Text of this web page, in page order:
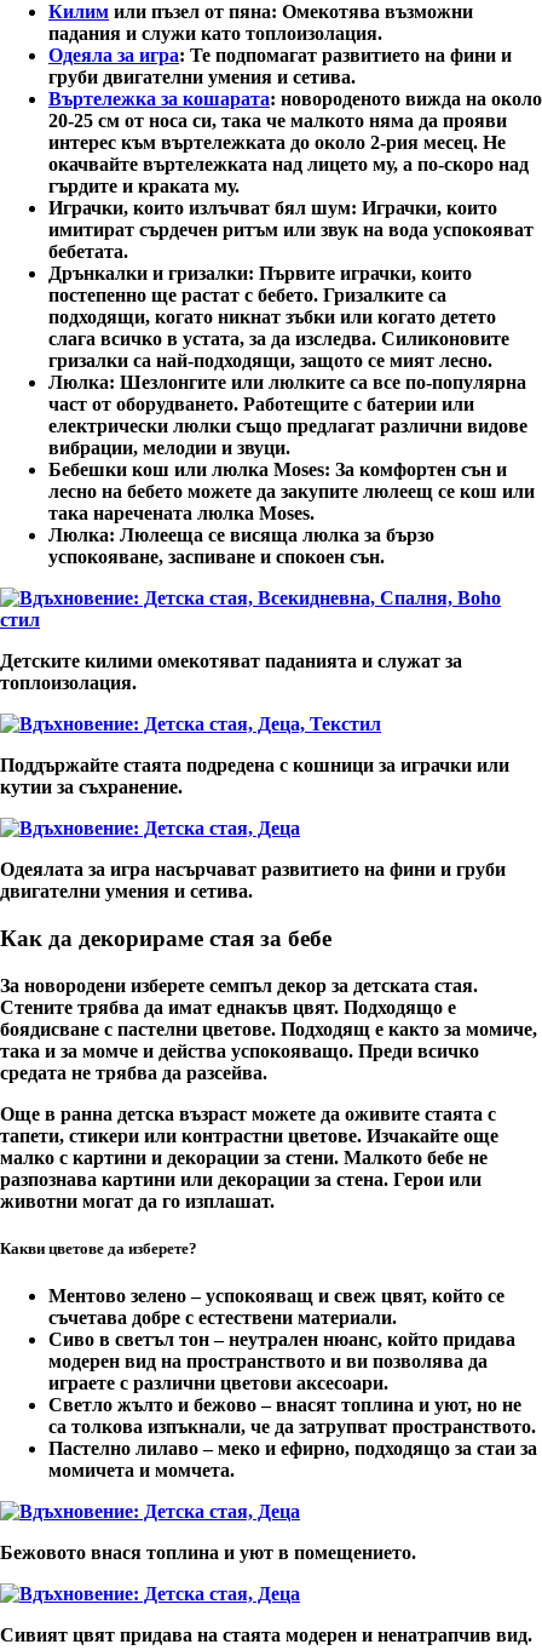
Килим или пъзел от пяна: Омекотява възможни
падания и служи като топлоизолация.
Одеяла за игра: Те подпомагат развитието на фини и
груби двигателни умения и сетива.
Въртележка за кошарата: новороденото вижда на около
20-25 см от носа си, така че малкото няма да прояви
интерес към въртележката до около 2-рия месец. Не
окачвайте въртележката над лицето му, а по-скоро над
гърдите и краката му.
Играчки, които излъчват бял шум: Играчки, които
имитират сърдечен ритъм или звук на вода успокояват
бебетата.
Дрънкалки и гризалки: Първите играчки, които
постепенно ще растат с бебето. Гризалките са
подходящи, когато никнат зъбки или когато детето
слага всичко в устата, за да изследва. Силиконовите
гризалки са най-подходящи, защото се мият лесно.
Люлка: Шезлонгите или люлките са все по-популярна
част от оборудването. Работещите с батерии или
електрически люлки също предлагат различни видове
вибрации, мелодии и звуци.
Бебешки кош или люлка Moses: За комфортен сън и
лесно на бебето можете да закупите люлеещ се кош или
така наречената люлка Moses.
Люлка: Люлееща се висяща люлка за бързо
успокояване, заспиване и спокоен сън.
Детските килими омекотяват паданията и служат за
топлоизолация.
Поддържайте стаята подредена с кошници за играчки или
кутии за съхранение.
Одеялата за игра насърчават развитието на фини и груби
двигателни умения и сетива.
Как да декорираме стая за бебе
За новородени изберете семпъл декор за детската стая.
Стените трябва да имат еднакъв цвят. Подходящо е
боядисване с пастелни цветове. Подходящ е както за момиче,
така и за момче и действа успокояващо. Преди всичко
средата не трябва да разсейва.
Още в ранна детска възраст можете да оживите стаята с
тапети, стикери или контрастни цветове. Изчакайте още
малко с картини и декорации за стени. Малкото бебе не
разпознава картини или декорации за стена. Герои или
животни могат да го изплашат.
Какви цветове да изберете?
Ментово зелено– успокояващ и свеж цвят, който се
съчетава добре с естествени материали.
Сиво в светъл тон– неутрален нюанс, който придава
модерен вид на пространството и ви позволява да
играете с различни цветови аксесоари.
Светло жълто и бежово– внасят топлина и уют, но не
са толкова изпъкнали, че да затрупват пространството.
Пастелно лилаво– меко и ефирно, подходящо за стаи за
момичета и момчета.
Бежовото внася топлина и уют в помещението.
Сивият цвят придава на стаята модерен и ненатрапчив вид.